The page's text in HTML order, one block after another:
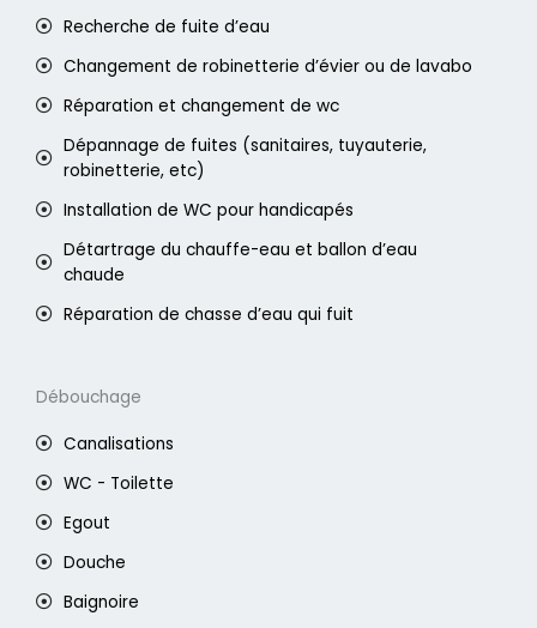
Recherche de fuite d’eau
Changement de robinetterie d’évier ou de lavabo
Réparation et changement de wc
Dépannage de fuites (sanitaires, tuyauterie,
robinetterie, etc)
Installation de WC pour handicapés
Détartrage du chauffe-eau et ballon d’eau
chaude
Réparation de chasse d’eau qui fuit
Débouchage
Canalisations
WC - Toilette
Egout
Douche
Baignoire